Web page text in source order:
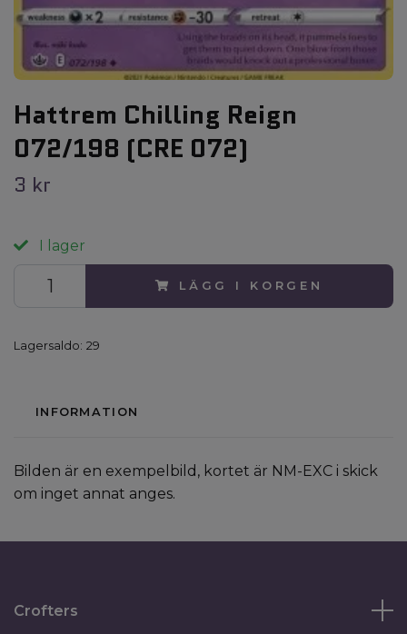
Hattrem Chilling Reign
072/198 (CRE 072)
3 kr
I lager
LÄGG I KORGEN
Lagersaldo: 29
INFORMATION
Bilden är en exempelbild, kortet är NM-EXC i skick
om inget annat anges.
Crofters